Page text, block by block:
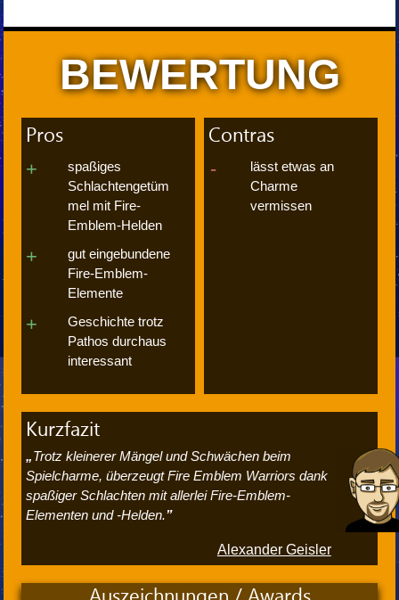
BEWERTUNG
Pros
spaßiges
Schlachtengetüm
mel mit Fire-
Emblem-Helden
gut eingebundene
Fire-Emblem-
Elemente
Geschichte trotz
Pathos durchaus
interessant
Contras
lässt etwas an
Charme
vermissen
Kurzfazit
Trotz kleinerer Mängel und Schwächen beim
Spielcharme, überzeugt Fire Emblem Warriors dank
spaßiger Schlachten mit allerlei Fire-Emblem-
Elementen und -Helden.
Alexander Geisler
Auszeichnungen / Awards